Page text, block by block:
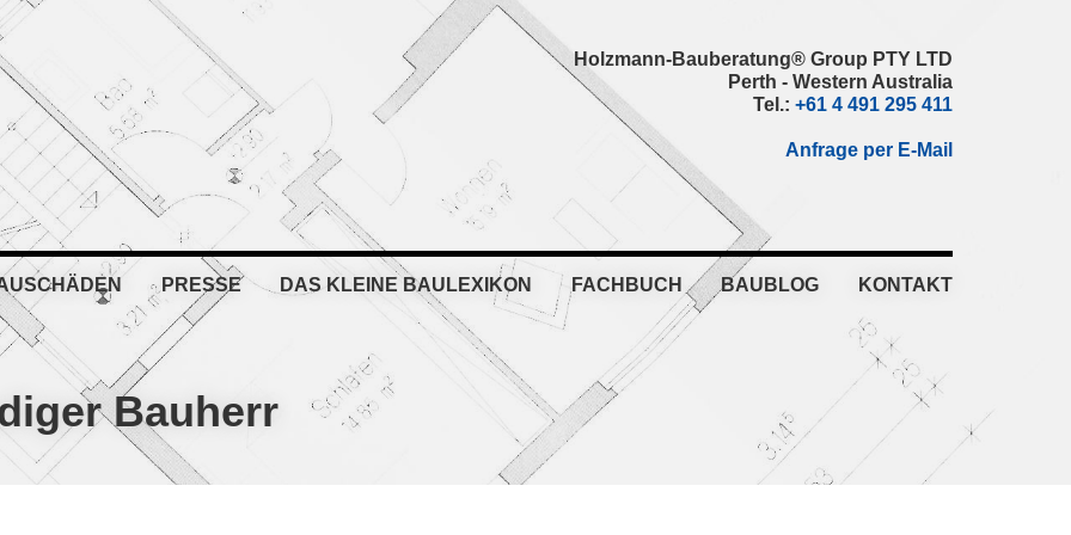
Holzmann-Bauberatung® Group PTY LTD
Perth - Western Australia
Tel.: +61 4 491 295 411
Anfrage per E-Mail
PRESSE DAS KLEINE BAULEXIKON FACHBUCH BAUBLOG KONTAKT
Bauherr